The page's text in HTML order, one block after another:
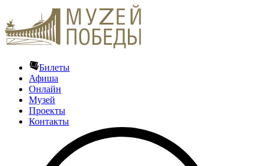
Билеты
Афиша
Онлайн
Музей
Проекты
Контакты